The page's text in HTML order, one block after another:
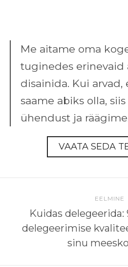
Me aitame oma
tuginedes erinevaid
disainida. Kui arvad,
saame abiks olla, siis
ühendust ja
VAATA SEDA
EELMINE
Kuidas
delegeerimise
sinu